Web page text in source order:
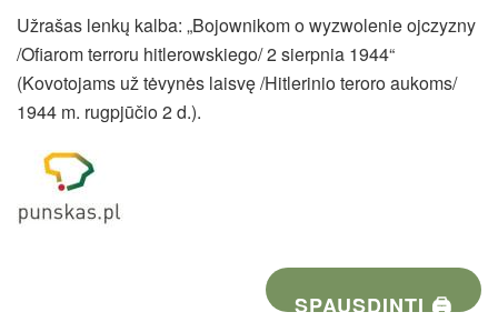
Užrašas lenkų kalba: „Bojownikom o wyzwolenie ojczyzny
/Ofiarom terroru hitlerowskiego/ 2 sierpnia 1944“
(Kovotojams už tėvynės laisvę /Hitlerinio teroro aukoms/
1944 m. rugpjūčio 2 d.).
SPAUSDINTI 🖨